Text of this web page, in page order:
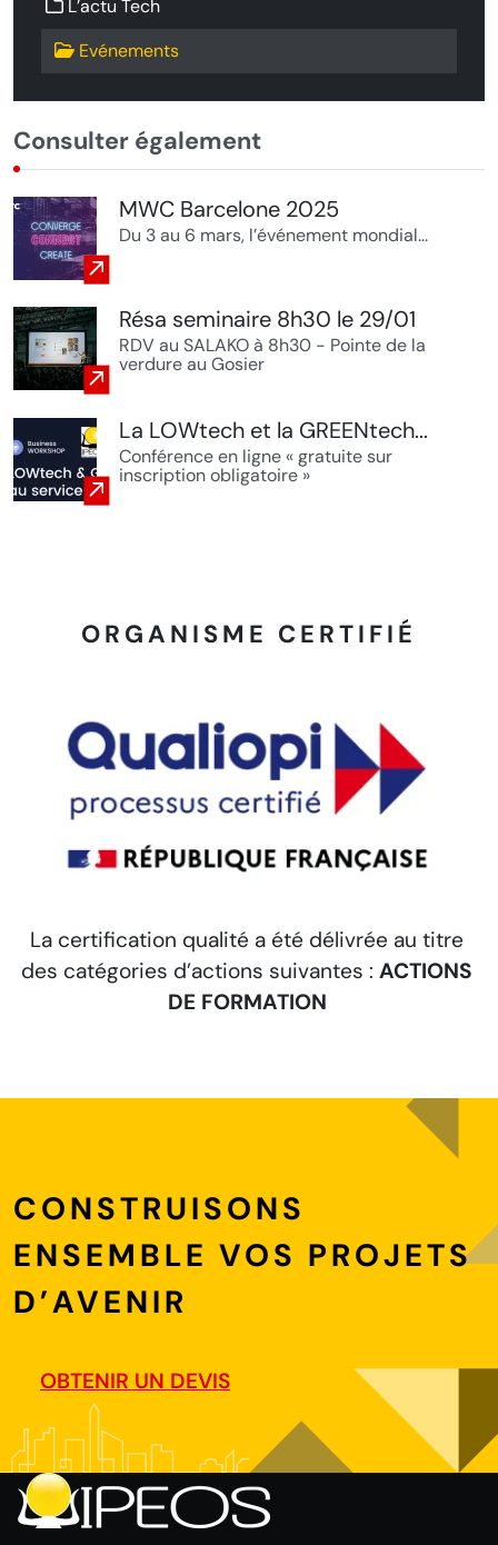
L’actu Tech
Evénements
Consulter également
MWC Barcelone 2025
Du 3 au 6 mars, l’événement mondial...
Résa seminaire 8h30 le 29/01
RDV au SALAKO à 8h30 - Pointe de la
verdure au Gosier
La LOWtech et la GREENtech...
Conférence en ligne « gratuite sur
inscription obligatoire »
ORGANISME CERTIFIÉ
La certification qualité a été délivrée au titre
des catégories d’actions suivantes : ACTIONS
DE FORMATION
CONSTRUISONS
ENSEMBLE VOS PROJETS
D’AVENIR
OBTENIR UN DEVIS